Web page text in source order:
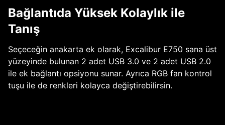
Bağlantıda Yüksek Kolaylık ile
Tanış
Seçeceğin anakarta ek olarak, Excalibur E750 sana üst
yüzeyinde bulunan 2 adet USB 3.0 ve 2 adet USB 2.0
ile ek bağlantı opsiyonu sunar. Ayrıca RGB fan kontrol
tuşu ile de renkleri kolayca değiştirebilirsin.